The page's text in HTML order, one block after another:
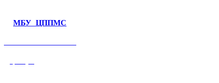
МБУ ЦППМС